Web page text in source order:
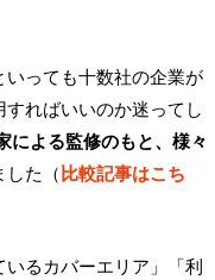
いっても十数社の企業が
ればいいのか迷ってし
による監修のもと、様々
した（比較記事はこち
るカバーエリア」「利